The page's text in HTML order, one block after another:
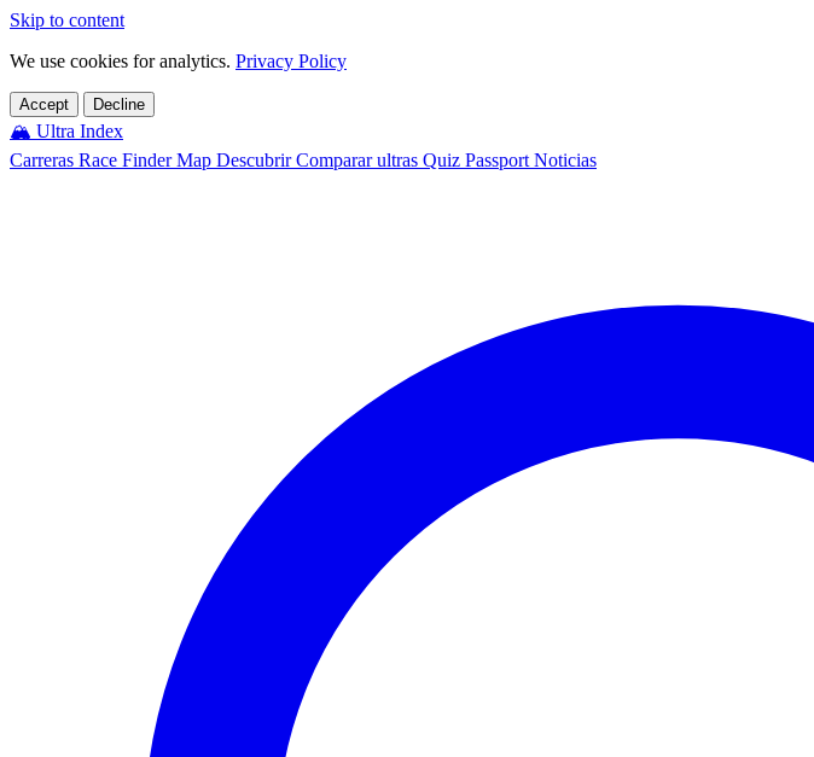
Skip to content
We use cookies for analytics. Privacy Policy
Accept Decline
🏔️ Ultra Index
Carreras Race FinderMap DescubrirComparar ultras Quiz Passport Noticias